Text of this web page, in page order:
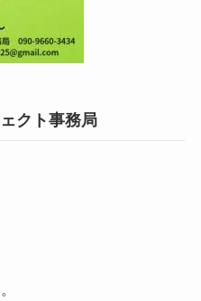
クト事務局